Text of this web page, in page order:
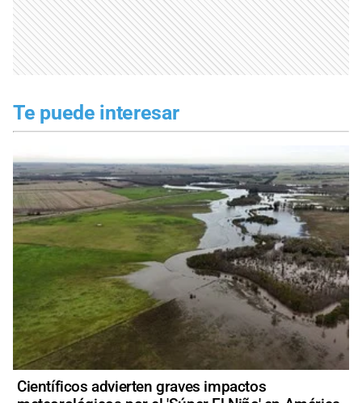
Te puede interesar
Científicos advierten graves impactos